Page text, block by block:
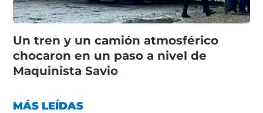
Un tren y un camión atmosférico
chocaron en un paso a nivel de
Maquinista Savio
MÁS LEÍDAS